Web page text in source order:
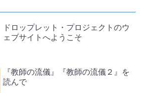
ドロップレット・プロジェクトのウ
ェブサイトへようこそ
『教師の流儀』『教師の流儀２』を
読んで